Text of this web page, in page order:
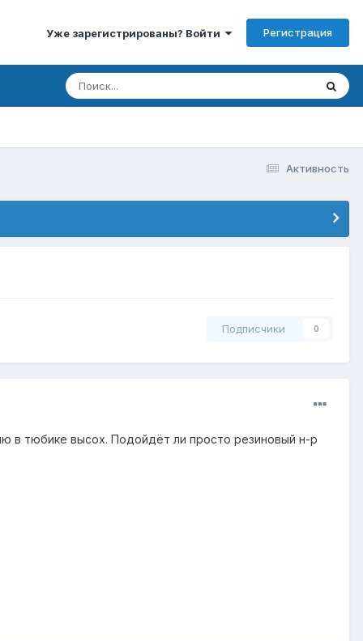
Уже зарегистрированы? Войти Регистрация
Активность
Подписчики 0
в тюбике высох. Подойдёт ли просто резиновый н-р